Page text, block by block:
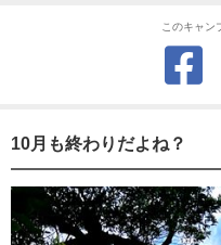
このキャン
10月も終わりだよね？